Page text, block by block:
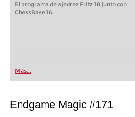
El programa de ajedrez Fritz 18 junto con
ChessBase 16.
Más...
Endgame Magic #171